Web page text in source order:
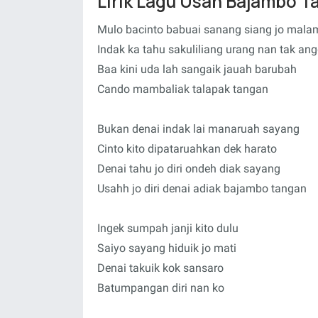
Mulo bacinto babuai sanang siang jo
Indak ka tahu sakuliliang urang nan tak
Baa kini uda lah sangaik jauah barubah
Cando mambaliak talapak tangan
Bukan denai indak lai manaruah sayang
Cinto kito dipataruahkan dek harato
Denai tahu jo diri ondeh diak sayang
Usahh jo diri denai adiak bajambo tangan
Ingek sumpah janji kito dulu
Saiyo sayang hiduik jo mati
Denai takuik kok sansaro
Batumpangan diri nan ko